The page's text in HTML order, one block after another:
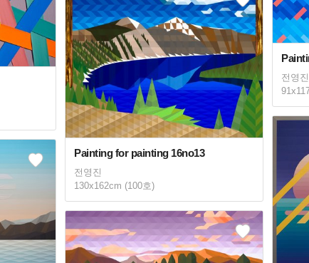
전영진
Painting for painting 16no13
전영진
130x162cm (100호)